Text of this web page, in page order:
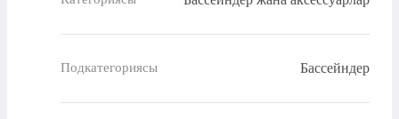
Подкатегориясы Бассейндер